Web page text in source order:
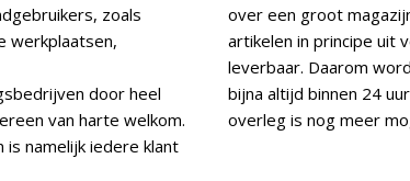
zoals
werkplaatsen,
door heel
van harte welkom.
is namelijk iedere klant
over een groot
artikelen in principe uit
leverbaar. Daarom
bijna altijd binnen 24
overleg is nog meer